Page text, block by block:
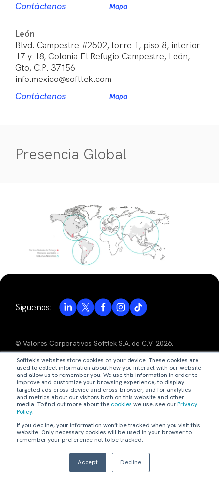
Softtek's websites store cookies on your device. These cookies are
used to collect information about how you interact with our website
and allow us to remember you. We use this information in order to
improve and customize your browsing experience, to display
targeted ads cross-device and cross-browser, and for analytics
and metrics about our visitors both on this website and other
media. To find out more about the cookies we use, see ourPrivacy
Policy.
If you decline, your information won’t be tracked when you visit this
website. Only necessary cookies will be used in your browser to
remember your preference not to be tracked.
Accept Decline
Contáctenos
Mapa
León
Blvd. Campestre #2502, torre 1, piso 8, interior
17 y 18, Colonia El Refugio Campestre, León,
Gto, C.P. 37156
info.mexico@softtek.com
Contáctenos
Mapa
Presencia Global
Síguenos:
© Valores Corporativos Softtek S.A. de C.V. 2026.
aviso de privacidad
términos de uso
código de ética
nuestras políticas
webmaster@softtek.com